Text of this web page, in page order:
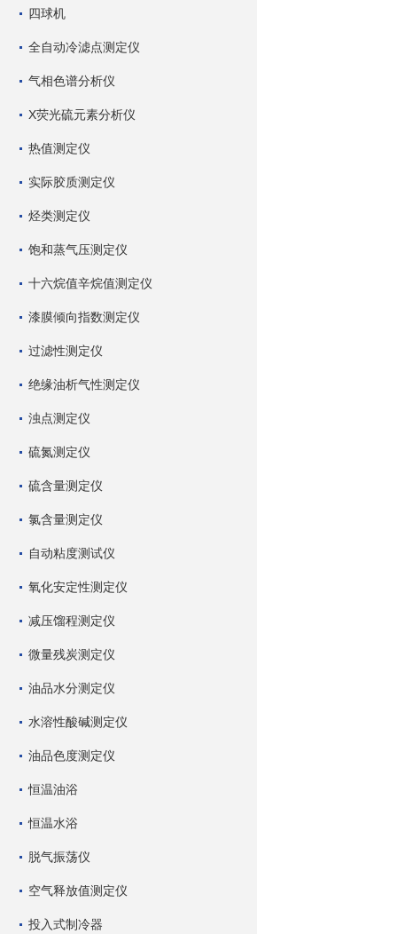
四球机
全自动冷滤点测定仪
气相色谱分析仪
X荧光硫元素分析仪
热值测定仪
实际胶质测定仪
烃类测定仪
饱和蒸气压测定仪
十六烷值辛烷值测定仪
漆膜倾向指数测定仪
过滤性测定仪
绝缘油析气性测定仪
浊点测定仪
硫氮测定仪
硫含量测定仪
氯含量测定仪
自动粘度测试仪
氧化安定性测定仪
减压馏程测定仪
微量残炭测定仪
油品水分测定仪
水溶性酸碱测定仪
油品色度测定仪
恒温油浴
恒温水浴
脱气振荡仪
空气释放值测定仪
投入式制冷器